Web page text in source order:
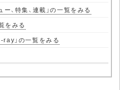
ー、特集、連載」の一覧をみる
をみる
ray」の一覧をみる